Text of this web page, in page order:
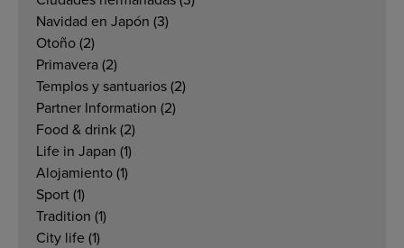
Navidad en Japón (3)
Otoño (2)
Primavera (2)
Templos y santuarios (2)
Partner Information (2)
Food & drink (2)
Life in Japan (1)
Alojamiento (1)
Sport (1)
Tradition (1)
City life (1)